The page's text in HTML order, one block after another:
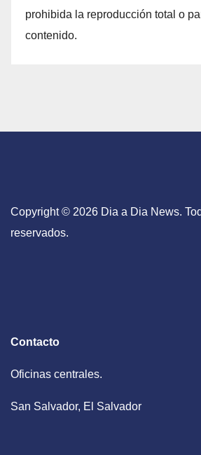
prohibida la reproducción total o
contenido.
Copyright © 2026 Dia a Dia News.
reservados.
Contacto
Oficinas centrales.
San Salvador, El Salvador